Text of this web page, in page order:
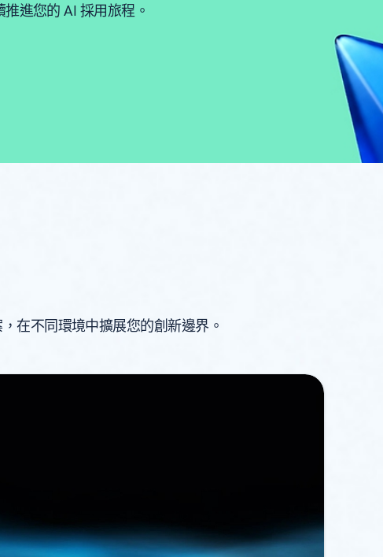
進您的 AI 採用旅程。
在不同環境中擴展您的創新邊界。